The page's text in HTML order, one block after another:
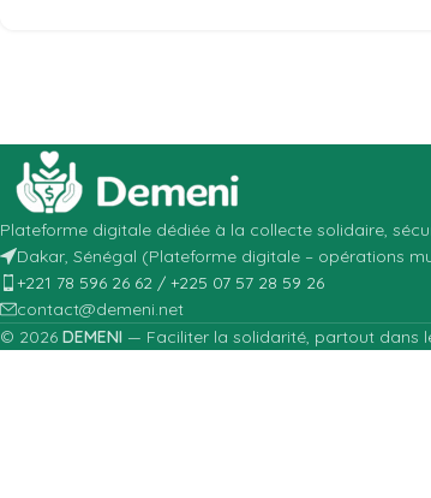
Plateforme digitale dédiée à la collecte solidaire,
Dakar, Sénégal (Plateforme digitale – opérations
+221 78 596 26 62 / +225 07 57 28 59 26
contact@demeni.net
© 2026 DEMENI — Faciliter la solidarité, partout dans